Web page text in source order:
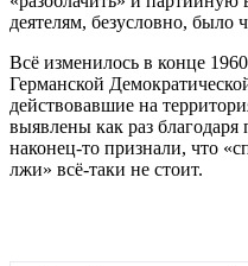
деятелям, безусловно, было
Всё изменилось в конце
Германской
действовавшие на
выявлены как раз
наконец-то признали, что
лжи» всё-таки не стоит.